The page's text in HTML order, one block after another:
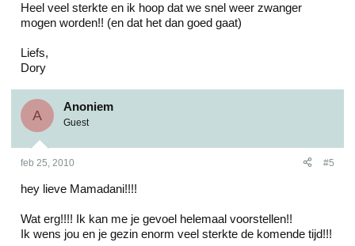
Heel veel sterkte en ik hoop dat we snel weer zwanger
mogen worden!! (en dat het dan goed gaat)
Liefs,
Dory
A
Anoniem
Guest
feb 25, 2010 #5
hey lieve Mamadani!!!!
Wat erg!!!! Ik kan me je gevoel helemaal voorstellen!!
Ik wens jou en je gezin enorm veel sterkte de komende tijd!!!